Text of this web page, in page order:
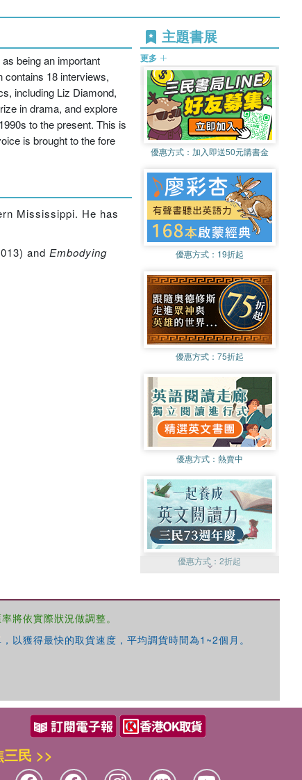
being an important
contains 18 interviews,
including Liz Diamond,
in drama, and explore
to the present. This is
is brought to the fore
Mississippi. He has
and Embodying
主題書展
更多
優惠方式： 加入即送50元購書金
優惠方式： 19折起
優惠方式： 75折起
優惠方式： 熱賣中
優惠方式：2折起
將依實際狀況做調整。
以獲得最快的取貨速度，平均調貨時間為1~2個月。
三民 >>